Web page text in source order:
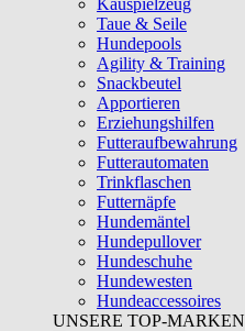
Kauspielzeug
Taue & Seile
Hundepools
Agility & Training
Snackbeutel
Apportieren
Erziehungshilfen
Futteraufbewahrung
Futterautomaten
Trinkflaschen
Futternäpfe
Hundemäntel
Hundepullover
Hundeschuhe
Hundewesten
Hundeaccessoires
UNSERE TOP-MARKEN